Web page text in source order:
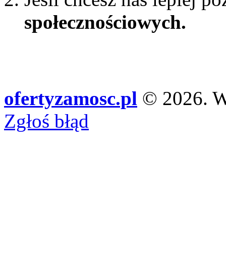
społecznościowych.
ofertyzamosc.pl © 2026.
Zgłoś błąd